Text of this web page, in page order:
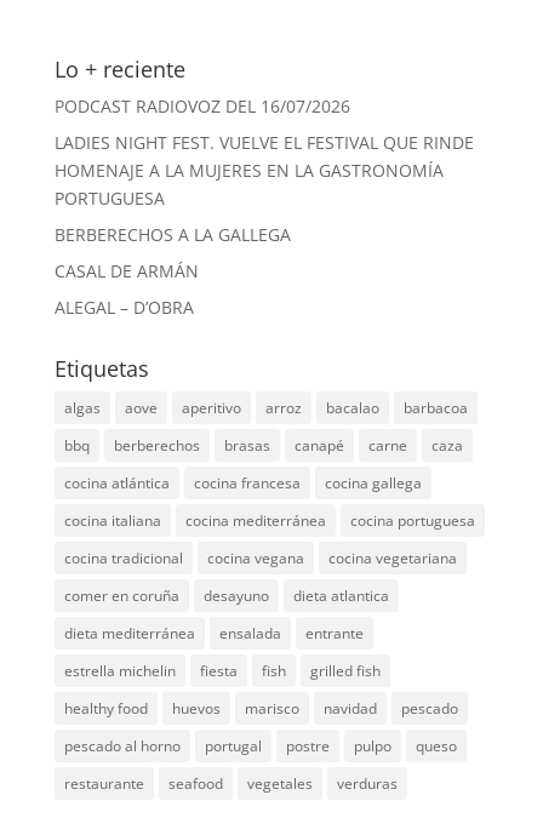
Lo + reciente
PODCAST RADIOVOZ DEL 16/07/2026
LADIES NIGHT FEST. VUELVE EL FESTIVAL QUE RINDE
HOMENAJE A LA MUJERES EN LA GASTRONOMÍA
PORTUGUESA
BERBERECHOS A LA GALLEGA
CASAL DE ARMÁN
ALEGAL – D’OBRA
Etiquetas
algas aove aperitivo arroz bacalao
barbacoa
bbq
berberechos brasas canapé carne
caza
cocina atlántica
cocina francesa
cocina gallega
cocina italiana
cocina mediterránea
cocina portuguesa
cocina tradicional
cocina vegana
cocina vegetariana
comer en coruña
desayuno
dieta atlantica
dieta mediterránea
ensalada
entrante
estrella michelin
fiesta fish
grilled fish
healthy food
huevos marisco navidad
pescado
pescado al horno
portugal postre pulpo
queso
restaurante
seafood vegetales verduras